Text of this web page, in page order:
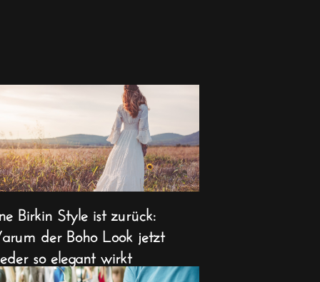
Birkin Style ist zurück:
der Boho Look jetzt
so elegant wirkt